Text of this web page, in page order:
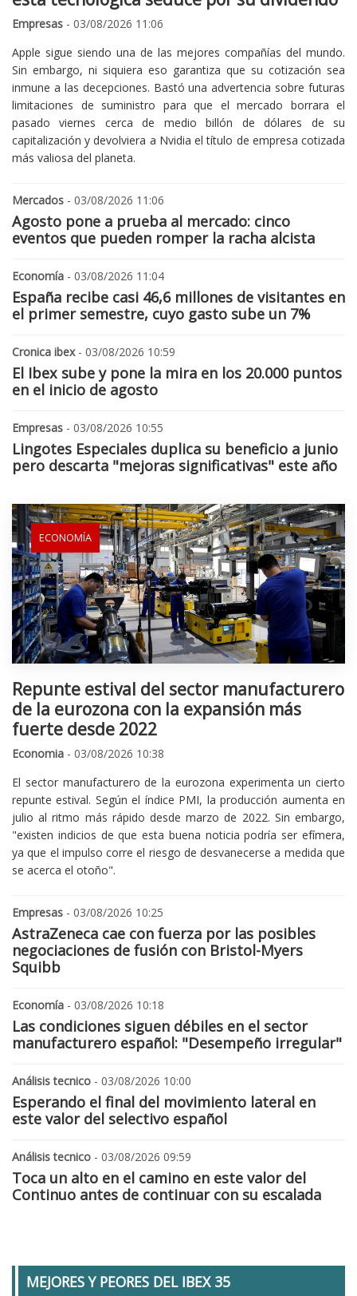
Empresas - 03/08/2026 11:06
Apple sigue siendo una de las mejores compañías del mundo.
Sin embargo, ni siquiera eso garantiza que su cotización sea
inmune a las decepciones. Bastó una advertencia sobre futuras
limitaciones de suministro para que el mercado borrara el
pasado viernes cerca de medio billón de dólares de su
capitalización y devolviera a Nvidia el título de empresa cotizada
más valiosa del planeta.
Mercados - 03/08/2026 11:06
Agosto pone a prueba al mercado: cinco
eventos que pueden romper la racha alcista
Economía - 03/08/2026 11:04
España recibe casi 46,6 millones de visitantes en
el primer semestre, cuyo gasto sube un 7%
Cronica ibex- 03/08/2026 10:59
El Ibex sube y pone la mira en los 20.000 puntos
en el inicio de agosto
Empresas - 03/08/2026 10:55
Lingotes Especiales duplica su beneficio a junio
pero descarta "mejoras significativas" este año
ECONOMÍA
Repunte estival del sector manufacturero
de la eurozona con la expansión más
fuerte desde 2022
Economia - 03/08/2026 10:38
El sector manufacturero de la eurozona experimenta un cierto
repunte estival. Según el índice PMI, la producción aumenta en
julio al ritmo más rápido desde marzo de 2022. Sin embargo,
"existen indicios de que esta buena noticia podría ser efímera,
ya que el impulso corre el riesgo de desvanecerse a medida que
se acerca el otoño".
Empresas - 03/08/2026 10:25
AstraZeneca cae con fuerza por las posibles
negociaciones de fusión con Bristol-Myers
Squibb
Economía - 03/08/2026 10:18
Las condiciones siguen débiles en el sector
manufacturero español: "Desempeño irregular"
Análisis tecnico - 03/08/2026 10:00
Esperando el final del movimiento lateral en
este valor del selectivo español
Análisis tecnico - 03/08/2026 09:59
Toca un alto en el camino en este valor del
Continuo antes de continuar con su escalada
MEJORES Y PEORES DEL IBEX 35